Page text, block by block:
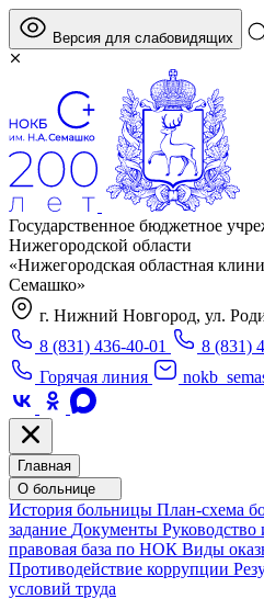
Версия для слабовидящих
Государственное бюджетное
Нижегородской области
«Нижегородская областная
Семашко»
г. Нижний Новгород, ул.
8 (831) 436-40-01
8 (831)
Горячая линия
Главная
О больнице
История больницы План-схема
задание Документы
правовая база по НОК Виды
Противодействие коррупции
условий труда